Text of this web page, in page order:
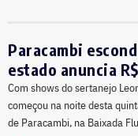
Paracambi
estado anuncia
Com shows do sertanejo
começou na noite desta
de Paracambi, na Baixada